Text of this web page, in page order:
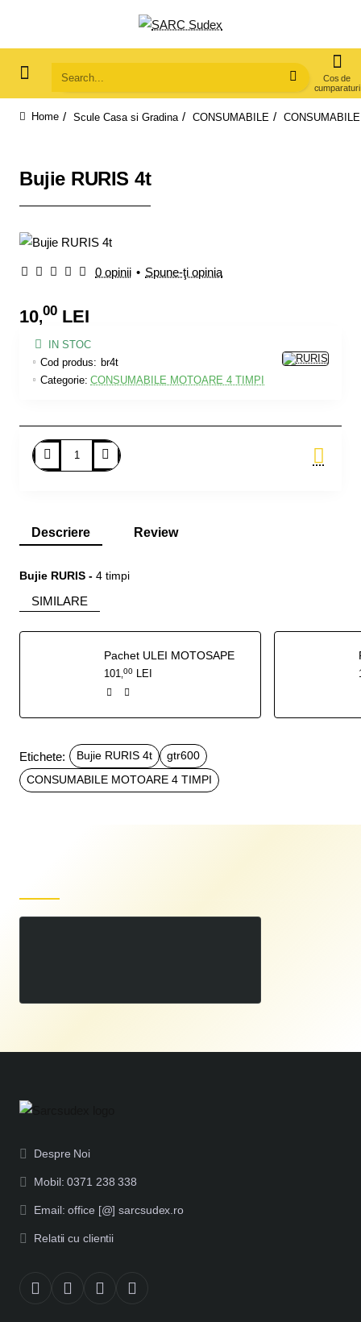
Search...
Scule Casa si Gradina CONSUMABILE
Bujie RURIS 4t
0 opinii • Spune-ţi opinia
10,00 LEI
IN STOC
Cod produs: br4t
Categorie: CONSUMABILE MOTOARE 4 TIMPI
Descriere Review
Bujie RURIS - 4 timpi
SIMILARE
Pachet ULEI MOTOSAPE
101 00 LEI
Etichete: Bujie RURIS 4t
gtr600
CONSUMABILE MOTOARE 4 TIMPI
Despre Noi
Mobil: 0371 238 338
Email: office [@] sarcsudex.ro
Relatii cu clientii